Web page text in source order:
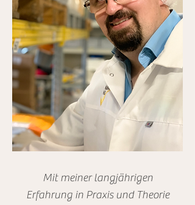
Mit meiner langjährigen
Erfahrung in Praxis und Theorie